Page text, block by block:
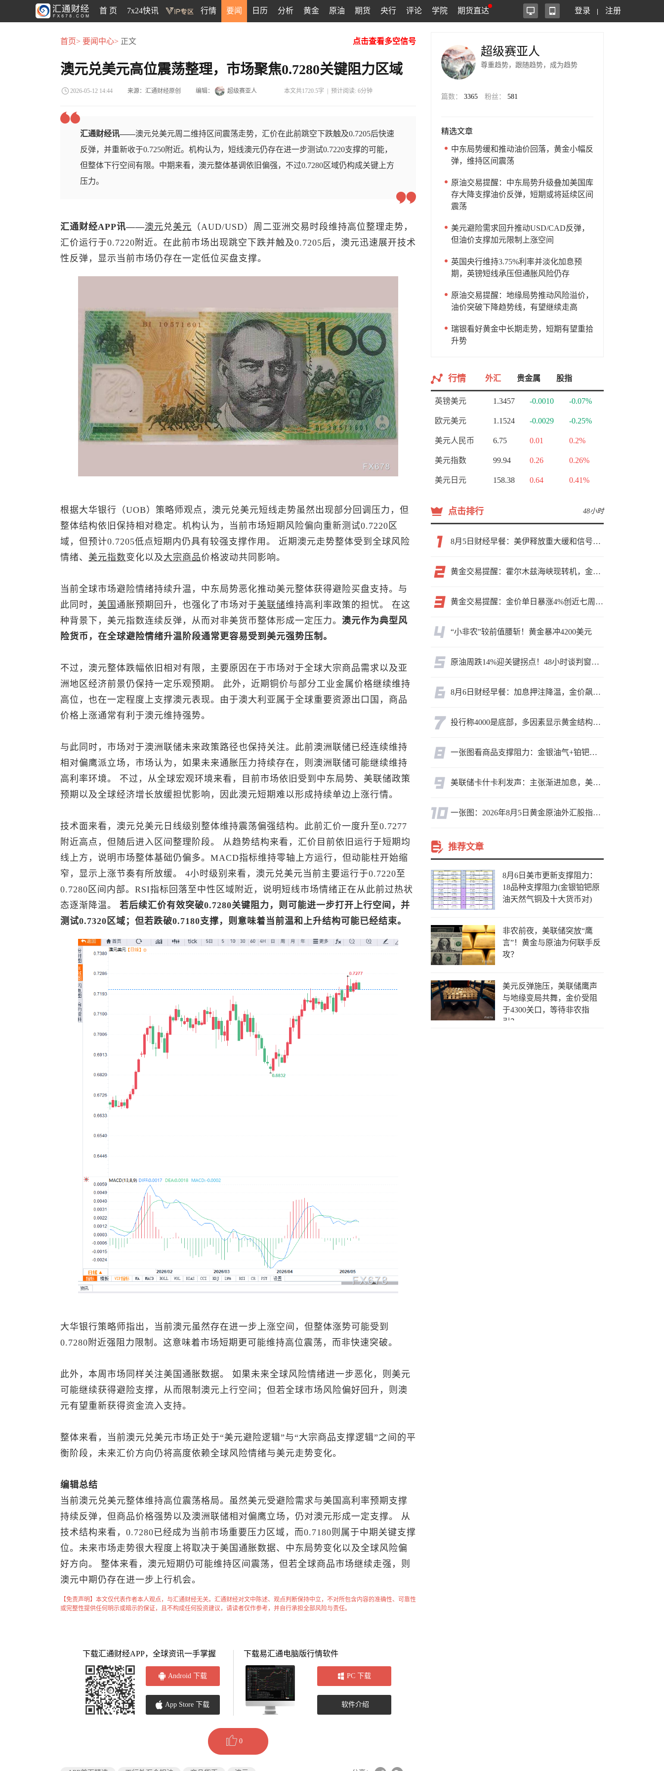
首 页 7x24快讯 行情 要闻 日历 分析 黄金 原油 期货 央行 评论 学院 期货直达 登录 注册
首页> 要闻中心> 正文 点击查看多空信号
澳元兑美元高位震荡整理，市场聚焦0.7280关键阻力区域
2026-05-12 14:44 来源：汇通财经原创 编辑： 超级赛亚人 本文共1720.5字 |预计阅读: 6分钟
汇通财经讯——澳元兑美元周二维持区间震荡走势，汇价在此前跳空下跌触及0.7205后快速
反弹，并重新收于0.7250附近。机构认为，短线澳元仍存在进一步测试0.7220支撑的可能，
但整体下行空间有限。中期来看，澳元整体基调依旧偏强，不过0.7280区域仍构成关键上方
压力。
汇通财经APP讯——澳元兑美元 （AUD/USD）周二亚洲交易时段维持高位整理走势，
汇价运行于0.7220附近。在此前市场出现跳空下跌并触及0.7205后，澳元迅速展开技术
性反弹，显示当前市场仍存在一定低位买盘支撑。
根据大华银行（UOB）策略师观点， 澳元兑美元短线走势虽然出现部分回调压力，但
整体结构依旧保持相对稳定。机构认为，当前市场短期风险偏向重新测试0.7220区
域，但预计0.7205低点短期内仍具有较强支撑作用。 近期澳元走势整体受到全球风险
情绪、 美元指数变化以及大宗商品价格波动共同影响。
当前全球市场避险情绪持续升温，中东局势恶化推动美元整体获得避险买盘支持。与
此同时， 美国 通胀预期回升，也强化了市场对于美联储维持高利率政策的担忧。 在这
种背景下， 美元指数连续反弹，从而对非美货币整体形成一定压力。 澳元作为典型风
险货币，在全球避险情绪升温阶段通常更容易受到美元强势压制。
不过，澳元整体跌幅依旧相对有限，主要原因在于市场对于全球大宗商品需求以及亚
洲地区经济前景仍保持一定乐观预期。 此外，近期铜价与部分工业金属价格继续维持
高位，也在一定程度上支撑澳元表现。由于澳大利亚属于全球重要资源出口国，商品
价格上涨通常有利于澳元维持强势。
与此同时，市场对于澳洲联储未来政策路径也保持关注。此前澳洲联储已经连续维持
相对偏鹰派立场，市场认为，如果未来通胀压力持续存在，则澳洲联储可能继续维持
高利率环境。 不过，从全球宏观环境来看，目前市场依旧受到中东局势、美联储政策
预期以及全球经济增长放缓担忧影响，因此澳元短期难以形成持续单边上涨行情。
技术面来看， 澳元兑美元 日线级别整体维持震荡偏强结构。此前汇价一度升至0.7277
附近高点，但随后进入区间整理阶段。 从趋势结构来看，汇价目前依旧运行于短期均
线上方，说明市场整体基础仍偏多。MACD指标维持零轴上方运行，但动能柱开始缩
窄，显示上涨节奏有所放缓。 4小时级别来看， 澳元兑美元当前主要运行于0.7220至
0.7280区间内部。RSI指标回落至中性区域附近，说明短线市场情绪正在从此前过热状
态逐渐降温。 若后续汇价有效突破0.7280关键阻力，则可能进一步打开上行空间，并
测试0.7320区域；但若跌破0.7180支撑，则意味着当前温和上升结构可能已经结束。
大华银行策略师指出，当前澳元虽然存在进一步上涨空间，但整体涨势可能受到
0.7280附近强阻力限制。这意味着市场短期更可能维持高位震荡，而非快速突破。
此外，本周市场同样关注美国通胀数据。 如果未来全球风险情绪进一步恶化，则美元
可能继续获得避险支撑，从而限制澳元上行空间；但若全球市场风险偏好回升，则澳
元有望重新获得资金流入支持。
整体来看，当前澳元兑美元市场正处于“美元避险逻辑”与“大宗商品支撑逻辑”之间的平
衡阶段，未来汇价方向仍将高度依赖全球风险情绪与美元走势变化。
编辑总结
当前澳元兑美元整体维持高位震荡格局。虽然美元受避险需求与美国高利率预期支撑
持续反弹，但商品价格强势以及澳洲联储相对偏鹰立场，仍对澳元形成一定支撑。 从
技术结构来看，0.7280已经成为当前市场重要压力区域，而0.7180则属于中期关键支撑
位。未来市场走势很大程度上将取决于美国通胀数据、中东局势变化以及全球风险偏
好方向。 整体来看，澳元短期仍可能维持区间震荡，但若全球商品市场继续走强，则
澳元中期仍存在进一步上行机会。
【免责声明】本文仅代表作者本人观点，与汇通财经无关。汇通财经对文中陈述、观点判断保持中立，不对所包含内容的准确性、可靠性
或完整性提供任何明示或暗示的保证，且不构成任何投资建议，请读者仅作参考，并自行承担全部风险与责任。
下载汇通财经APP，全球资讯一手掌握
Android 下载
App Store 下载
下载易汇通电脑版行情软件
PC 下载
软件介绍
0
超级赛亚人
尊重趋势，跟随趋势，成为趋势
篇数： 3365 粉丝： 581
精选文章
中东局势缓和推动油价回落，黄金小幅反
弹，维持区间震荡
原油交易提醒：中东局势升级叠加美国库
存大降支撑油价反弹，短期或将延续区间
震荡
美元避险需求回升推动USD/CAD反弹，
但油价支撑加元限制上涨空间
英国央行维持3.75%利率并淡化加息预
期，英镑短线承压但通胀风险仍存
原油交易提醒：地缘局势推动风险溢价，
油价突破下降趋势线，有望继续走高
瑞银看好黄金中长期走势，短期有望重拾
升势
行情 外汇 贵金属 股指
英镑美元 1.3457 -0.0010 -0.07%
欧元美元 1.1524 -0.0029 -0.25%
美元人民币 6.75 0.01 0.2%
美元指数 99.94 0.26 0.26%
美元日元 158.38 0.64 0.41%
点击排行 48小时
8月5日财经早餐：美伊释放重大缓和信号，现货黄金高位持稳，美油重挫超6%
黄金交易提醒：霍尔木兹海峡现转机，金价小幅反弹，能否借就业数据再上新台阶？
黄金交易提醒：金价单日暴涨4%创近七周新高，加息预期降温叠加霍尔木兹“暂停信号”，牛市重启了？
“小非农”较前值腰斩！黄金暴冲4200美元
原油周跌14%迎关键拐点！48小时谈判窗口，暗藏行情变数
8月6日财经早餐：加息押注降温，金价飙升至近两个月高位，地缘缓和预期，美油75关口拉锯
投行称4000是底部，多因素显示黄金结构性机会显现
一张图看商品支撑阻力：金银油气+铂钯铜农产品期货(2026年8月5日)
美联储卡什卡利发声：主张渐进加息，美联储内部政策分歧
一张图：2026年8月5日黄金原油外汇股指“枢纽点+多空持仓信号”一览
推荐文章
8月6日美市更新支撑阻力：
18品种支撑阻力(金银铂钯原
油天然气铜及十大货币对)
非农前夜，美联储突放“鹰
言”！黄金与原油为何联手反
攻？
美元反弹施压，美联储鹰声
与地缘变局共舞，金价受阻
于4300关口，等待非农指
引？